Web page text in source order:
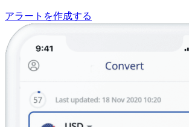
アラートを作成する